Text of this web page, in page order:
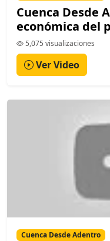
Cuenca Desde
económica del
5,075 visualizaciones
Ver Video
Cuenca Desde Adentro